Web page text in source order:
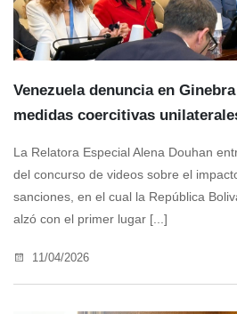
Venezuela denuncia en
medidas coercitivas
La Relatora Especial Alena Douhan
del concurso de videos sobre el
sanciones, en el cual la República
alzó con el primer lugar [...]
11/04/2026